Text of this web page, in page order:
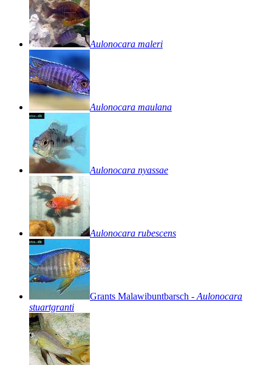
Aulonocara maleri
Aulonocara maulana
Aulonocara nyassae
Aulonocara rubescens
Grants Malawibuntbarsch - Aulonocara
stuartgranti